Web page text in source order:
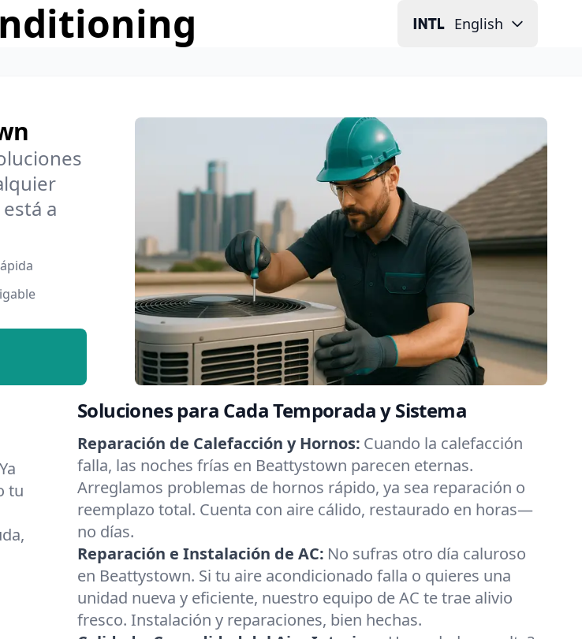
English
a
tu
Soluciones para Cada Temporada y Sistema
Reparación de Calefacción y Hornos: Cuando la calefacción
falla, las noches frías en Beattystown parecen eternas.
Arreglamos problemas de hornos rápido, ya sea reparación o
reemplazo total. Cuenta con aire cálido, restaurado en horas—
no días.
Reparación e Instalación de AC: No sufras otro día caluroso
en Beattystown. Si tu aire acondicionado falla o quieres una
unidad nueva y eficiente, nuestro equipo de AC te trae alivio
fresco. Instalación y reparaciones, bien hechas.